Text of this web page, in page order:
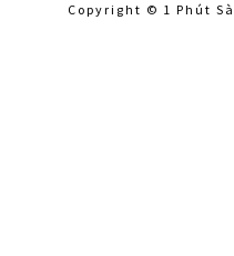
Copyright © 1 Phút